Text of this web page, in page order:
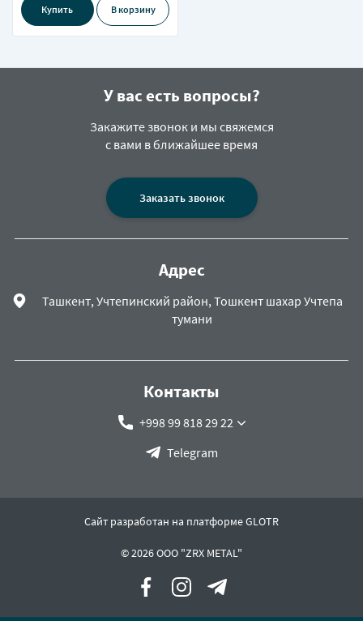
Купить В корзину
У вас есть вопросы?
Закажите звонок и мы свяжемся
с вами в ближайшее время
Заказать звонок
Адрес
Ташкент, Учтепинский район, Тошкент шахар Учтепа
тумани
Контакты
+998 99 818 29 22
Telegram
Сайт разработан на платформе GLOTR
© 2026 OOO "ZRX METAL"